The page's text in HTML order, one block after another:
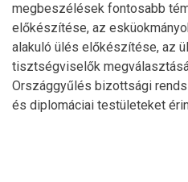
megbeszélések fontosabb
előkészítése, az
alakuló ülés előkészítése, az
tisztségviselők
Országgyűlés bizottsági
és diplomáciai testületeket